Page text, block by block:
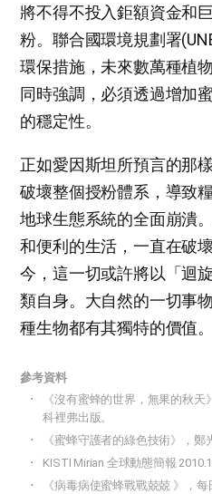
將不得不投入鉅額資金和
粉。聯合國環境規劃署
環保措施，未來數萬種植
同時強調，必須透過增加
的穩定性。
正如愛因斯坦所預言的那
破壞整個授粉體系，導致
地球生態系統的全面崩潰
和便利的生活，一直在破
今，這一切或許將以「迴
類自身。大自然的一切事
種生物都有其獨特的價值。
參考資料
《沒有蜜蜂的世界，無果的秋
科裡弗出版。
《蜜蜂守護者的綠色技術》，鄭
KISTI Mirian 全球動態簡報
《病毒病使蜜蜂戰戰兢兢 》，每